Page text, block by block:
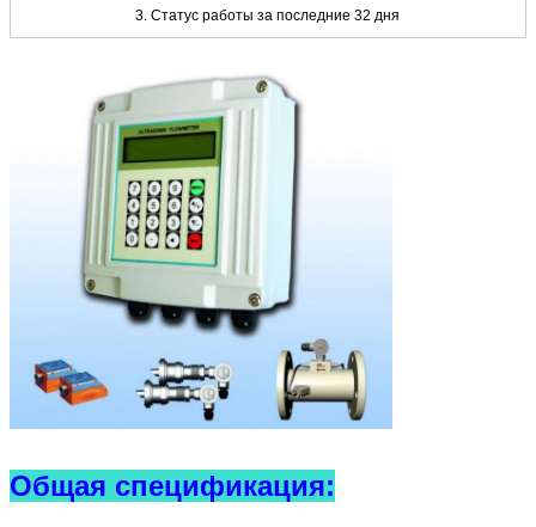
3. Статус работы за последние 32 дня
Общая спецификация: